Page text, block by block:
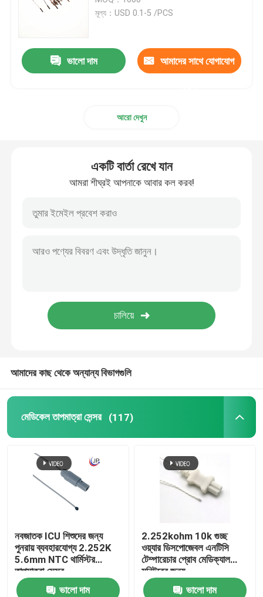
এনটিসি থার্মিস্টার প্রোব
থার্মিস্টার হাউজিং
গ্লাস বিড থার্মিস্টর
আরটিডি তাপমাত্রা সেন্সর
এনটিসি থার্মিস্টর
মূল্য：USD 0.1-5 /PCS
ভালো দাম আমাদের সাথে যোগাযোগ
আরো দেখুন
একটি বার্তা রেখে যান
আমরা শীঘ্রই আপনাকে আবার কল করব!
আমাদের কাছ থেকে অন্যান্য বিভাগগুলি
মেডিকেল তাপমাত্রা সেন্সর (117)
নবজাতক ICU শিশুদের জন্য
পুনরায় ব্যবহারযোগ্য 2.252K
5.6mm NTC থার্মিস্টর
তাপমাত্রা সেন্সর
ভালো দাম
2.252kohm 10k গুচ্ছ
ওয়্যার ডিসপোজেবল এনটিসি
টেম্পারেচার প্রোব মেডিক্যাল
মনিটরের জন্য
ভালো দাম